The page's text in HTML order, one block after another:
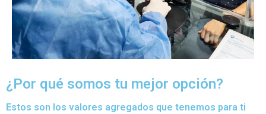
¿Por qué somos tu mejor opción?
Estos son los valores agregados que tenemos para ti